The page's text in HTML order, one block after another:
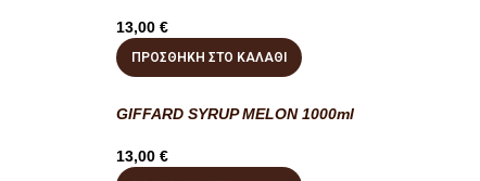
13,00 €
ΠΡΟΣΘΉΚΗ ΣΤΟ ΚΑΛΆΘΙ
GIFFARD SYRUP MELON 1000ml
13,00 €